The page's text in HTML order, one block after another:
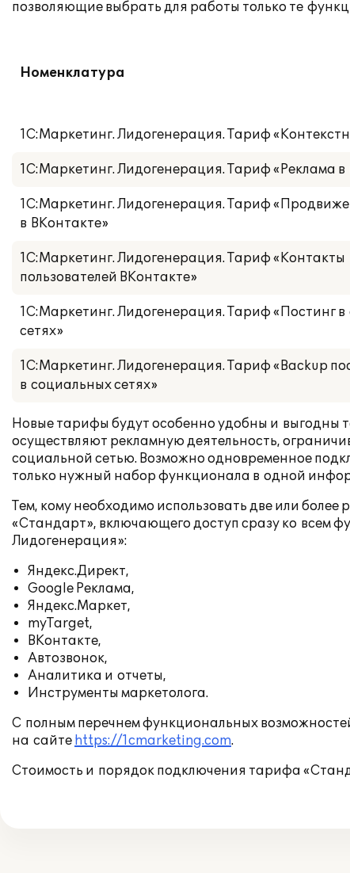
позволяющие выбрать для работы только те
Номенклатура
1С:Маркетинг. Лидогенерация. Тариф
1С:Маркетинг. Лидогенерация. Тариф «Реклама
1С:Маркетинг. Лидогенерация. Тариф
в ВКонтакте»
1С:Маркетинг. Лидогенерация. Тариф «Контакты
пользователей ВКонтакте»
1С:Маркетинг. Лидогенерация. Тариф «Постинг
сетях»
1С:Маркетинг. Лидогенерация. Тариф «Backup
в социальных сетях»
Новые тарифы будут особенно удобны и выгодны
осуществляют рекламную деятельность,
социальной сетью. Возможно одновременное
только нужный набор функционала в одной
Тем, кому необходимо использовать две или
«Стандарт», включающего доступ сразу ко всем
Лидогенерация»:
Яндекс.Директ,
Google Реклама,
Яндекс.Маркет,
myTarget,
ВКонтакте,
Автозвонок,
Аналитика и отчеты,
Инструменты маркетолога.
С полным перечнем функциональных
на сайте https://1cmarketing.com.
Стоимость и порядок подключения тарифа